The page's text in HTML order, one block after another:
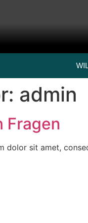
admin
Fragen
dolor sit amet,